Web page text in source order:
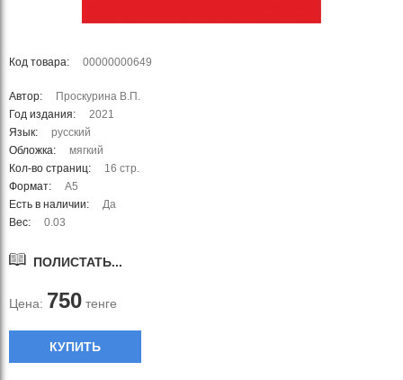
Код товара: 00000000649
Автор:
Проскурина В.П.
Год издания:
2021
Язык:
русский
Обложка:
мягкий
Кол-во страниц:
16 стр.
Формат:
А5
Есть в наличии:
Да
Вес:
0.03
ПОЛИСТАТЬ...
Цена: 750 тенге
КУПИТЬ